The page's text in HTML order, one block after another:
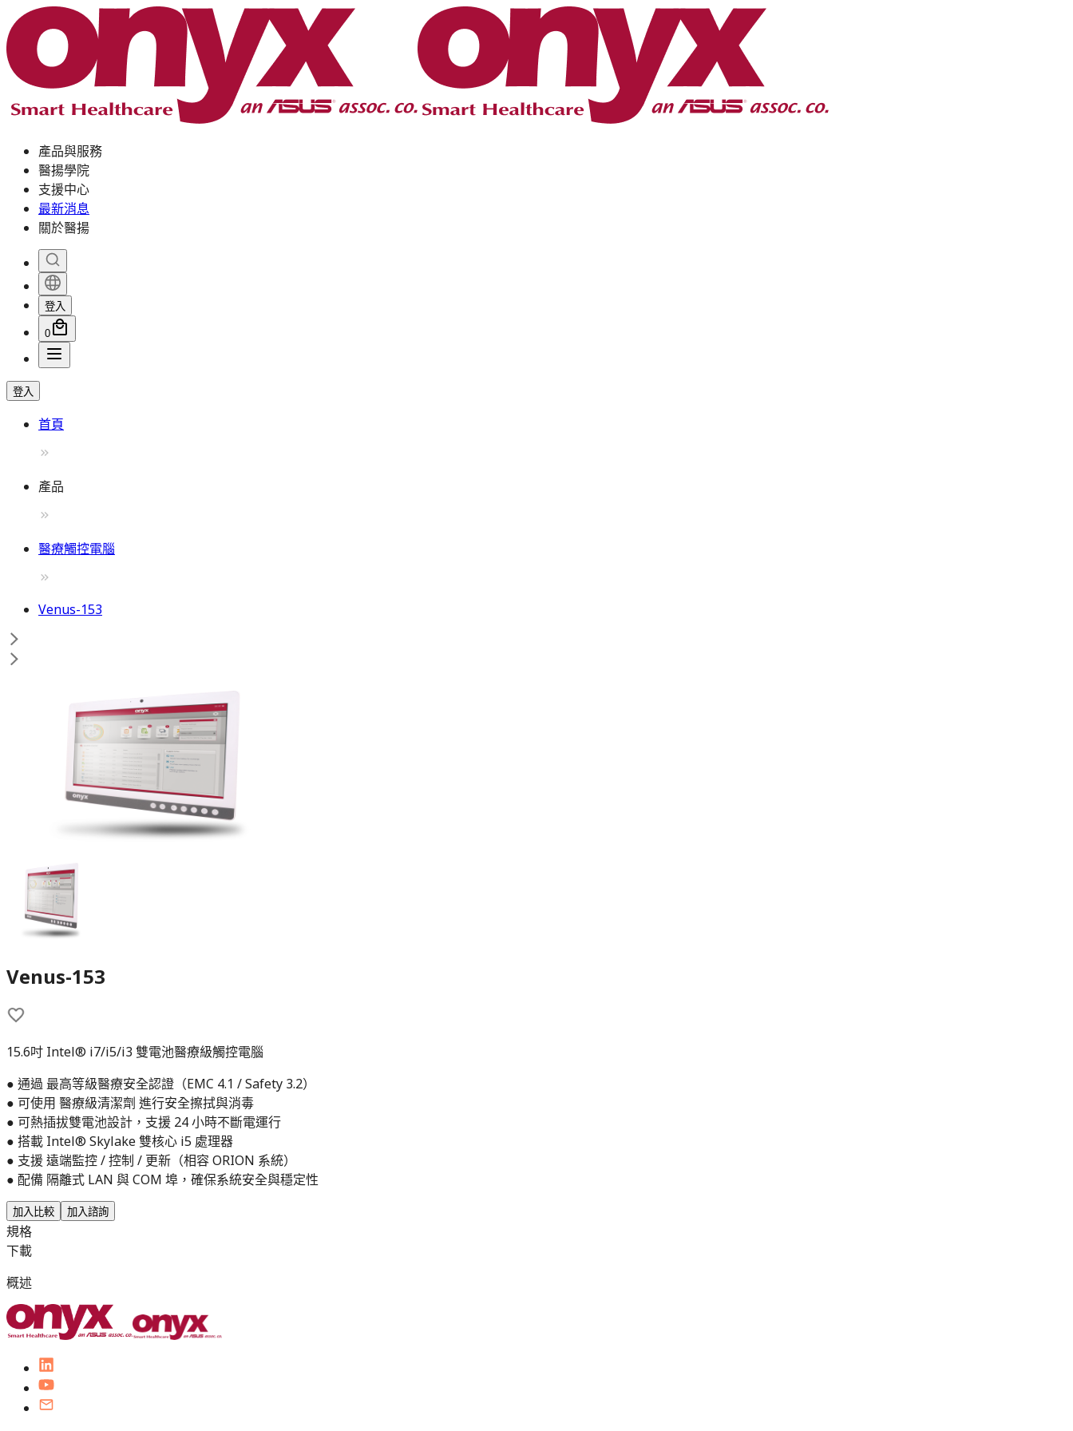
產品與服務
醫揚學院
支援中心
最新消息
關於醫揚
登入
0
登入
首頁
產品
醫療觸控電腦
Venus-153
Venus-153
15.6吋 Intel® i7/i5/i3 雙電池醫療級觸控電腦
● 通過 最高等級醫療安全認證（EMC 4.1 / Safety 3.2）
● 可使用 醫療級清潔劑 進行安全擦拭與消毒
● 可熱插拔雙電池設計，支援 24 小時不斷電運行
● 搭載 Intel® Skylake 雙核心 i5 處理器
● 支援 遠端監控 / 控制 / 更新（相容 ORION 系統）
● 配備 隔離式 LAN 與 COM 埠，確保系統安全與穩定性
加入比較 加入諮詢
規格
下載
概述